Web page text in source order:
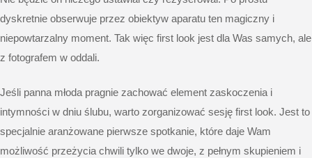
dyskretnie obserwuje przez obiektyw aparatu ten magiczny i
niepowtarzalny moment. Tak więc first look jest dla Was samych, ale
z fotografem w oddali.
Jeśli panna młoda pragnie zachować element zaskoczenia i
intymności w dniu ślubu, warto zorganizować sesję first look. Jest to
specjalnie aranżowane pierwsze spotkanie, które daje Wam
możliwość przeżycia chwili tylko we dwoje, z pełnym skupieniem i